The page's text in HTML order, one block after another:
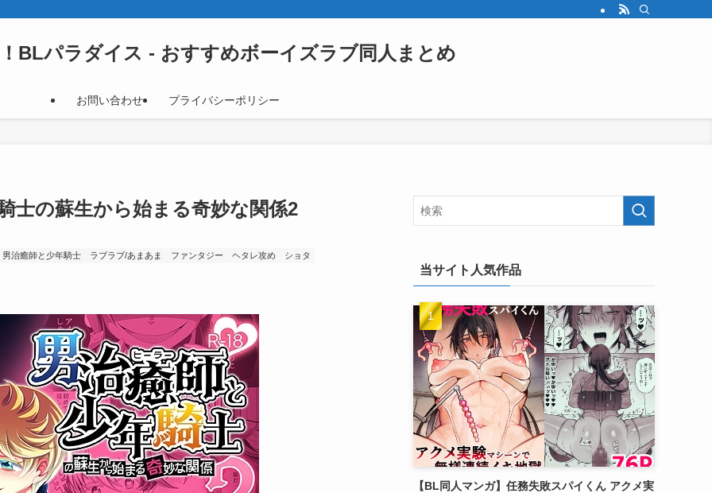
BLパラダイス - おすすめボーイズラブ同人まとめ
お問い合わせ プライバシーポリシー
士の蘇生から始まる奇妙な関係2
男治癒師と少年騎士 ラブラブ/あまあま ファンタジー ヘタレ攻め ショタ
当サイト人気作品
【BL同人マンガ】任務失敗スパイくん アクメ実